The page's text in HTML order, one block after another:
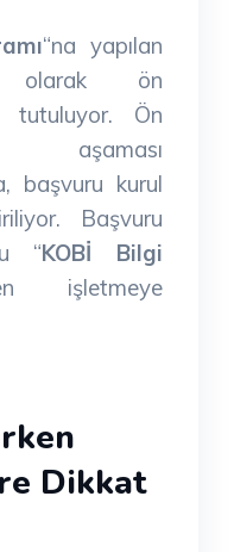
“na yapılan
olarak ön
tutuluyor. Ön
aşaması
başvuru kurul
Başvuru
“KOBİ Bilgi
işletmeye
Dikkat